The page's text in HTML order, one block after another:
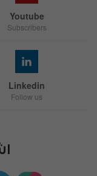
Youtube
Subscribers
Linkedin
Follow us